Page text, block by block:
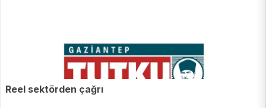
Reel sektörden çağrı